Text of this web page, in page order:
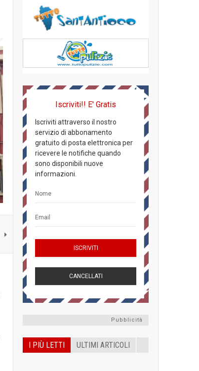
Iscriviti!! E' Gratis
Iscriviti attraverso il nostro
servizio di abbonamento
gratuito di posta elettronica per
ricevere le notifiche quando
sono disponibili nuove
informazioni.
Pubblicità
I PIÙ LETTI ULTIMI ARTICOLI